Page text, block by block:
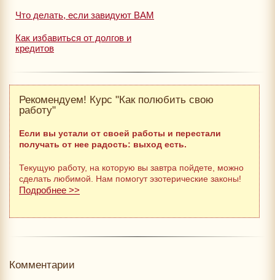
Что делать, если завидуют ВАМ
Как избавиться от долгов и
кредитов
Рекомендуем! Курс "Как полюбить свою
работу"
Если вы устали от своей работы и перестали
получать от нее радость: выход есть.
Текущую работу, на которую вы завтра пойдете, можно
сделать любимой. Нам помогут эзотерические законы!
Подробнее >>
Комментарии